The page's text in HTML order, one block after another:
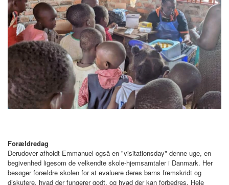
Forældredag
Derudover afholdt Emmanuel også en "visitationsday" denne uge, en
begivenhed ligesom de velkendte skole-hjemsamtaler i Danmark. Her
besøger forældre skolen for at evaluere deres barns fremskridt og
diskutere, hvad der fungerer godt, og hvad der kan forbedres. Hele